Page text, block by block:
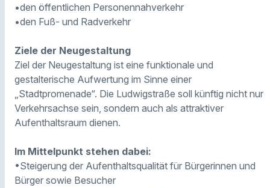
•den öffentlichen Personennahverkehr
•den Fuß- und Radverkehr
Ziele der Neugestaltung
Ziel der Neugestaltung ist eine funktionale und
gestalterische Aufwertung im Sinne einer
„Stadtpromenade“. Die Ludwigstraße soll künftig nicht nur
Verkehrsachse sein, sondern auch als attraktiver
Aufenthaltsraum dienen.
Im Mittelpunkt stehen dabei:
•Steigerung der Aufenthaltsqualität für Bürgerinnen und
Bürger sowie Besucher